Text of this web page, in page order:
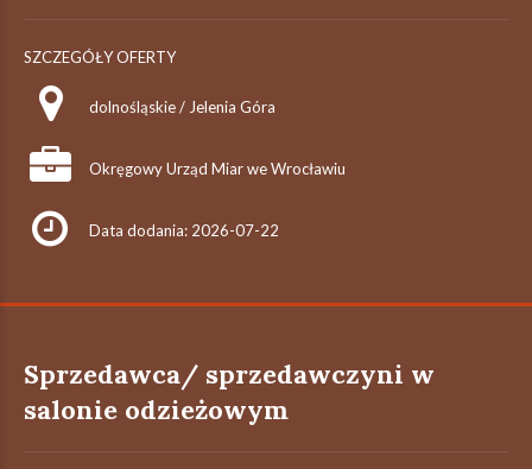
SZCZEGÓŁY OFERTY
dolnośląskie / Jelenia Góra
Okręgowy Urząd Miar we Wrocławiu
Data dodania: 2026-07-22
Sprzedawca/ sprzedawczyni w
salonie odzieżowym